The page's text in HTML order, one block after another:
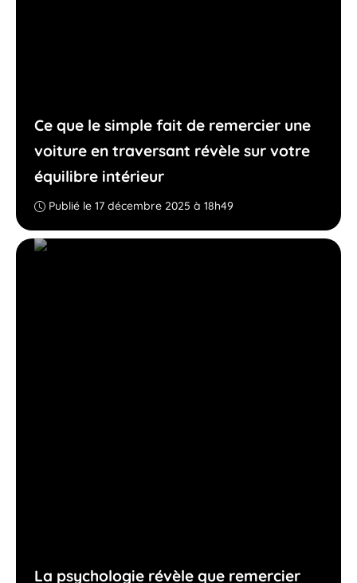
Ce que le simple fait de remercier une
voiture en traversant révèle sur votre
équilibre intérieur
Publié le 17 décembre 2025 à 18h49
La psychologie révèle que remercier